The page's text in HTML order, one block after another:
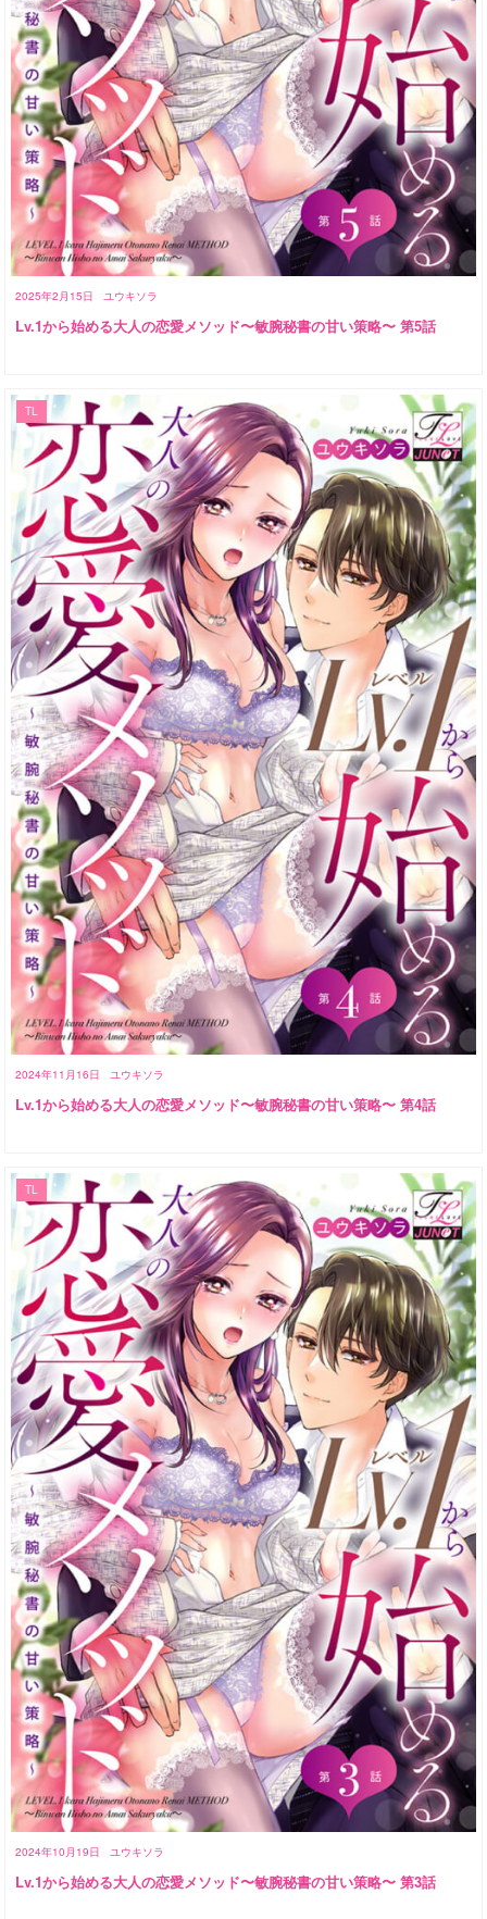
2025年2月15日 ユウキソラ
Lv.1から始める大人の恋愛メソッド〜敏腕秘書の甘い策略〜 第5話
2024年11月16日 ユウキソラ
TL
Lv.1から始める大人の恋愛メソッド〜敏腕秘書の甘い策略〜 第4話
2024年10月19日 ユウキソラ
TL
Lv.1から始める大人の恋愛メソッド〜敏腕秘書の甘い策略〜 第3話